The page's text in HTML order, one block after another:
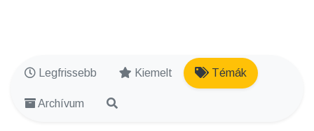
Legfrissebb Kiemelt Témák
Archívum